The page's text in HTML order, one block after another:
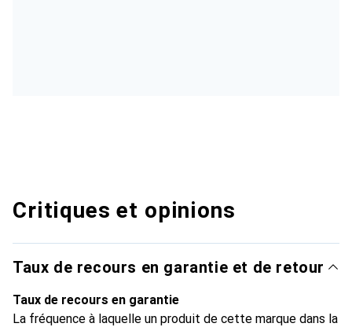
Critiques et opinions
Taux de recours en garantie et de retour
Taux de recours en garantie
La fréquence à laquelle un produit de cette marque dans la